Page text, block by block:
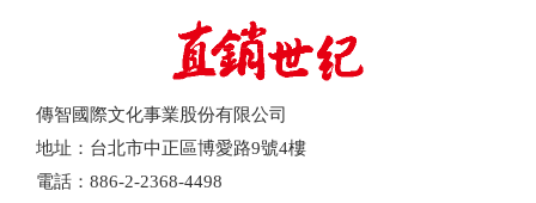
傳智國際文化事業股份有限公司
地址：台北市中正區博愛路9號4樓
電話：886-2-2368-4498